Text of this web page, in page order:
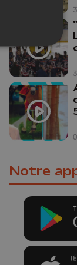
Notre